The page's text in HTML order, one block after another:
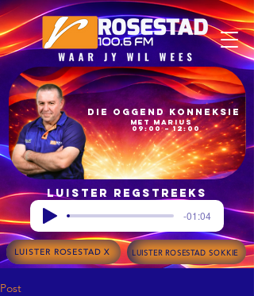
09:00 – 12:00
met Marius
Die Oggend Konneksie
Luister regstreeks
-01:04
LUISTER ROSESTAD X LUISTER ROSESTAD SOKKIE
Post